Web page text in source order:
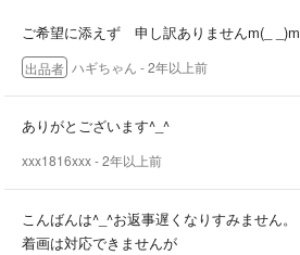
ご希望に添えず 申し訳ありませんm(_ _)m
出品者 ハギちゃん - 2年以上前
ありがとございます^_^
xxx1816xxx- 2年以上前
こんばんは^_^お返事遅くなりすみません。
着画は対応できませんが